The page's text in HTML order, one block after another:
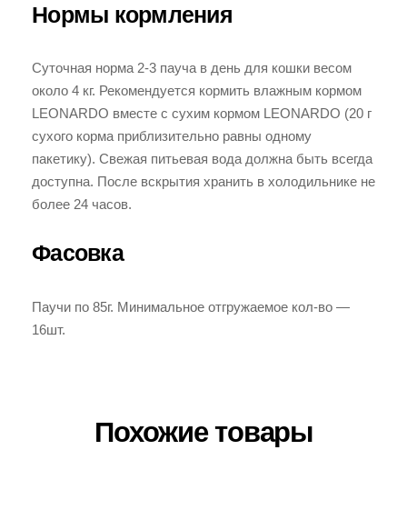
Нормы кормления
Суточная норма 2-3 пауча в день для кошки весом
около 4 кг. Рекомендуется кормить влажным кормом
LEONARDO вместе с сухим кормом LEONARDO (20 г
сухого корма приблизительно равны одному
пакетику). Свежая питьевая вода должна быть всегда
доступна. После вскрытия хранить в холодильнике не
более 24 часов.
Фасовка
Паучи по 85г. Минимальное отгружаемое кол-во —
16шт.
Похожие товары